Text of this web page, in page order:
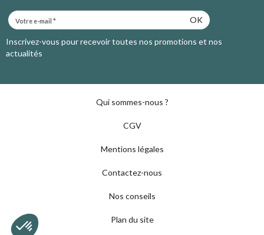
OK
Inscrivez-vous pour recevoir toutes nos promotions et nos
actualités
Qui sommes-nous ?
CGV
Mentions légales
Contactez-nous
Nos conseils
Plan du site